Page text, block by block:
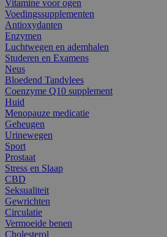
Vitamine voor ogen
Voedingssupplementen
Antioxydanten
Enzymen
Luchtwegen en ademhalen
Studeren en Examens
Neus
Bloedend Tandvlees
Coenzyme Q10 supplement
Huid
Menopauze medicatie
Geheugen
Urinewegen
Sport
Prostaat
Stress en Slaap
CBD
Seksualiteit
Gewrichten
Circulatie
Vermoeide benen
Cholesterol